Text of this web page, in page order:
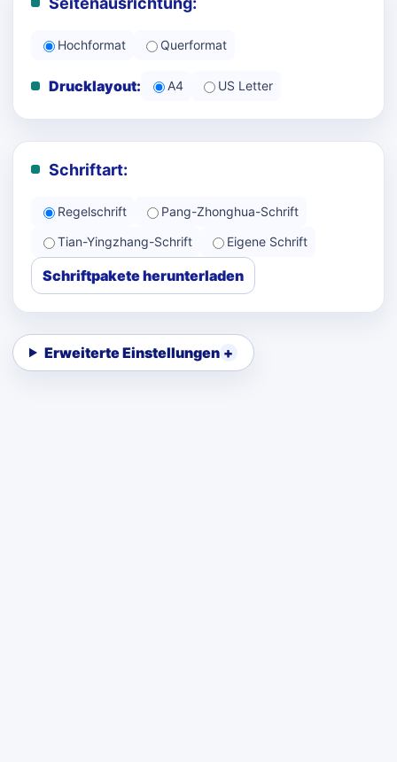
Hochformat Querformat
Drucklayout: A4 US Letter
Schriftart:
Regelschrift
Pang-Zhonghua-Schrift
Tian-Yingzhang-Schrift
Eigene Schrift
Schriftpakete herunterladen
Erweiterte Einstellungen